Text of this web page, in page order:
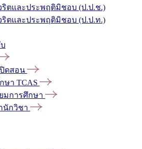
ริตและประพฤติมิชอบ (ป.ป.ช.)
ริตและประพฤติมิชอบ (ป.ป.ท.)
ดสอน
ษา TCAS
มการศึกษา
นักวิชา